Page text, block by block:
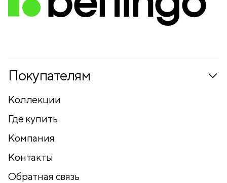
Покупателям
Коллекции
Где купить
Компания
Контакты
Обратная связь